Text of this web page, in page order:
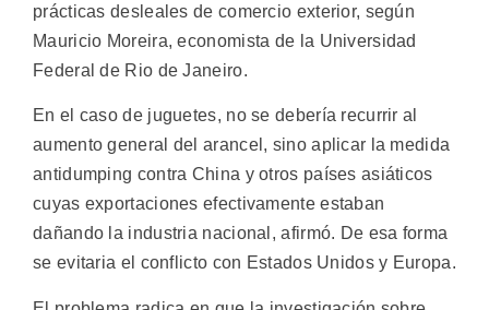
prácticas desleales de comercio exterior, según
Mauricio Moreira, economista de la Universidad
Federal de Rio de Janeiro.
En el caso de juguetes, no se debería recurrir al
aumento general del arancel, sino aplicar la medida
antidumping contra China y otros países asiáticos
cuyas exportaciones efectivamente estaban
dañando la industria nacional, afirmó. De esa forma
se evitaria el conflicto con Estados Unidos y Europa.